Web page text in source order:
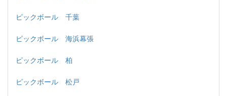
ピックボール 千葉
ピックボール 海浜幕張
ピックボール 柏
ピックボール 松戸